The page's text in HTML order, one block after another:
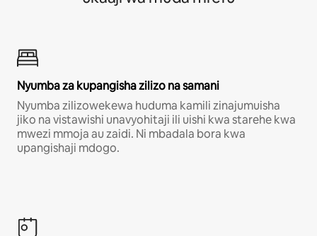
Nyumba za kupangisha zilizo na samani
Nyumba zilizowekewa huduma kamili zinajumuisha
jiko na vistawishi unavyohitaji ili uishi kwa starehe kwa
mwezi mmoja au zaidi. Ni mbadala bora kwa
upangishaji mdogo.